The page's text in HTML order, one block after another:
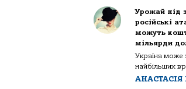
Урожай під
російські
можуть
мільярди
Україна може
найбільших
АНАСТАСІЯ